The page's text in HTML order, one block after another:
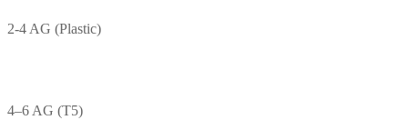
2-4 AG (Plastic)
4–6 AG (T5)